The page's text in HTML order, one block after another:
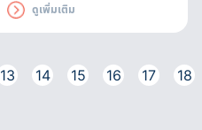
ถึง 3 เดือน ถุงทรายดูดซับน้ำได้
อย่างรวดเร็ว มีหูหิ้วสะดวกต่อการ
ดูเพิ่มเติม
13 14 15 16 17 18